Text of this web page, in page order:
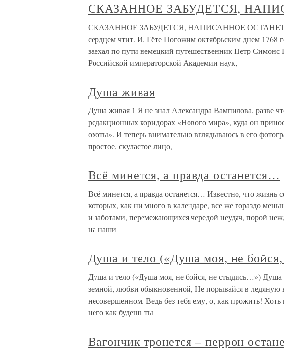
СКАЗАННОЕ ЗАБУДЕТСЯ,
СКАЗАННОЕ ЗАБУДЕТСЯ, НАПИСАННОЕ ОСТАНЕТСЯ
сердцем чтит. И. Гёте Погожим октябрьским днем 1768
заехал по пути немецкий путешественник Петр
Российской императорской Академии наук,
Душа живая
Душа живая 1 Я не знал Александра Вампилова, разве
редакционных коридорах «Нового мира», куда он
охоты». И теперь внимательно вглядываюсь в его
простое, скуластое лицо,
Всё минется, а правда останется…
Всё минется, а правда останется… Известно, что жизнь
которых, как ни много в календаре, все же гораздо
и заботами, перемежающихся чередой неудач, порой
на наши
Душа и тело («Душа моя, не
Душа и тело («Душа моя, не бойся, не стыдись…») Душа
земной, любви обыкновенной, Не порывайся в ледяную
несовершенном. Ведь без тебя ему, о, как прожить! Хоть
него как будешь ты
Вагончик тронется – перрон